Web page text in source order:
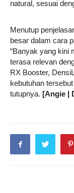
natural, sesuai
Menutup
besar dalam cara
“Banyak yang kini
terasa relevan
RX Booster,
kebutuhan
tutupnya. [Angie |